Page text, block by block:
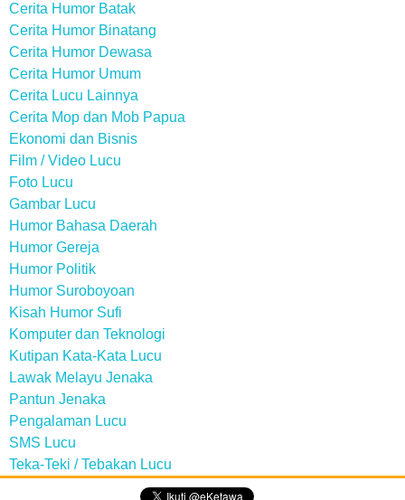
Cerita Humor Batak
Cerita Humor Binatang
Cerita Humor Dewasa
Cerita Humor Umum
Cerita Lucu Lainnya
Cerita Mop dan Mob Papua
Ekonomi dan Bisnis
Film / Video Lucu
Foto Lucu
Gambar Lucu
Humor Bahasa Daerah
Humor Gereja
Humor Politik
Humor Suroboyoan
Kisah Humor Sufi
Komputer dan Teknologi
Kutipan Kata-Kata Lucu
Lawak Melayu Jenaka
Pantun Jenaka
Pengalaman Lucu
SMS Lucu
Teka-Teki / Tebakan Lucu